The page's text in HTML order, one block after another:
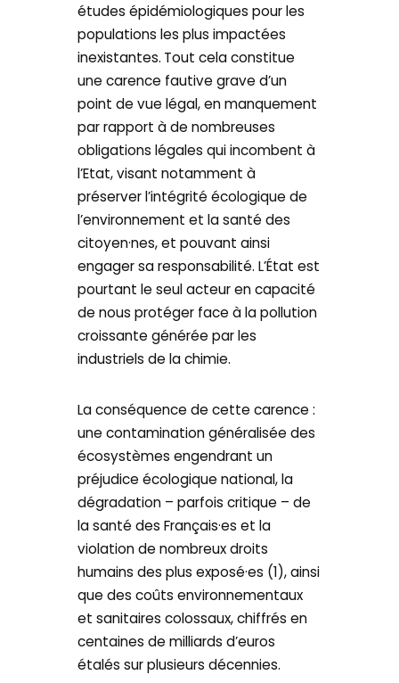
études épidémiologiques pour les
populations les plus impactées
inexistantes. Tout cela constitue
une carence fautive grave d’un
point de vue légal, en manquement
par rapport à de nombreuses
obligations légales qui incombent à
l’Etat, visant notamment à
préserver l’intégrité écologique de
l’environnement et la santé des
citoyen·nes, et pouvant ainsi
engager sa responsabilité. L’État est
pourtant le seul acteur en capacité
de nous protéger face à la pollution
croissante générée par les
industriels de la chimie.
La conséquence de cette carence :
une contamination généralisée des
écosystèmes engendrant un
préjudice écologique national, la
dégradation – parfois critique – de
la santé des Français·es et la
violation de nombreux droits
humains des plus exposé·es (1), ainsi
que des coûts environnementaux
et sanitaires colossaux, chiffrés en
centaines de milliards d’euros
étalés sur plusieurs décennies.